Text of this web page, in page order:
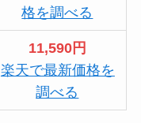
格を調べる
11,590円
楽天で最新価格を
調べる